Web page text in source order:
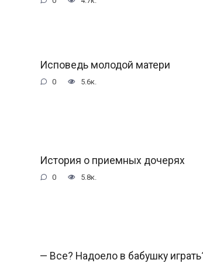
Исповедь молодой матери
0 5.6к.
История о приемных дочерях
0 5.8к.
— Все? Надоело в бабушку